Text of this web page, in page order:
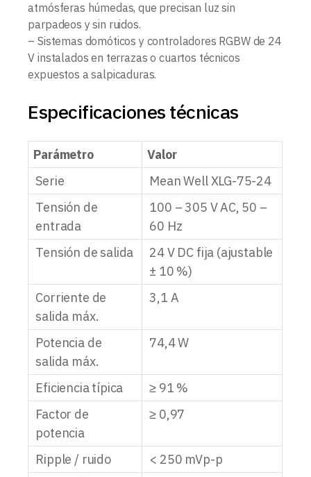
atmósferas húmedas, que precisan luz sin
parpadeos y sin ruidos.
– Sistemas domóticos y controladores RGBW de 24
V instalados en terrazas o cuartos técnicos
expuestos a salpicaduras.
Especificaciones técnicas
Parámetro
Valor
Serie
Mean Well XLG-75-24
Tensión de
entrada
100 – 305 V AC, 50 –
60 Hz
Tensión de salida
24 V DC fija (ajustable
± 10 %)
Corriente de
salida máx.
3,1 A
Potencia de
salida máx.
74,4 W
Eficiencia típica
≥ 91 %
Factor de
potencia
≥ 0,97
Ripple / ruido
< 250 mVp-p